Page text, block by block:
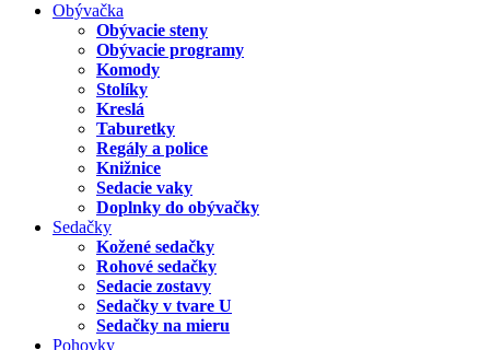
Obývačka
Obývacie steny
Obývacie programy
Komody
Stolíky
Kreslá
Taburetky
Regály a police
Knižnice
Sedacie vaky
Doplnky do obývačky
Sedačky
Kožené sedačky
Rohové sedačky
Sedacie zostavy
Sedačky v tvare U
Sedačky na mieru
Pohovky